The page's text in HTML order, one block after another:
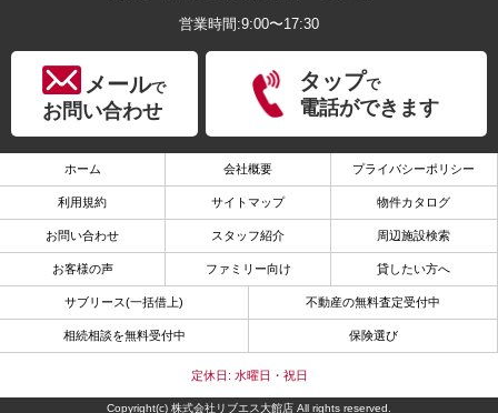
営業時間:9:00〜17:30
メールで
お問い合わせ
タップで
電話ができます
ホーム 会社概要 プライバシーポリシー
利用規約 サイトマップ 物件カタログ
お問い合わせ スタッフ紹介 周辺施設検索
お客様の声 ファミリー向け 貸したい方へ
サブリース(一括借上) 不動産の無料査定受付中
相続相談を無料受付中 保険選び
定休日: 水曜日・祝日
Copyright(c) 株式会社リブエス大館店 All rights reserved.